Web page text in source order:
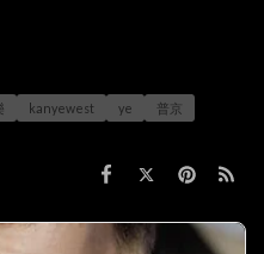
kanyewest ye
普京